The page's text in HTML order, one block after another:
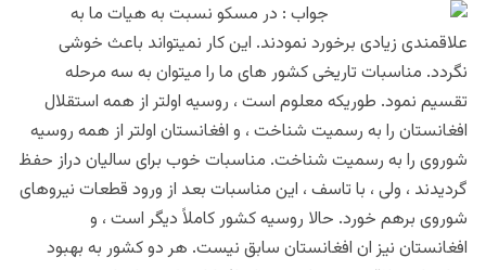
جواب : در مسکو نسبت به هیات ما به
علاقمندی زیادی برخورد نمودند. این کار نمیتواند باعث خوشی
نگردد. مناسبات تاریخی کشور های ما را میتوان به سه مرحله
تقسیم نمود. طوریکه معلوم است ، روسیه اولتر از همه استقلال
افغانستان را به رسمیت شناخت ، و افغانستان اولتر از همه روسیه
شوروی را به رسمیت شناخت. مناسبات خوب برای سالیان دراز حفظ
گردیدند ، ولی ، با تاسف ، این مناسبات بعد از ورود قطعات نیروهای
شوروی برهم خورد. حالا روسیه کشور کاملاً دیگر است ، و
افغانستان نیز ان افغانستان سابق نیست. هر دو کشور به بهبود